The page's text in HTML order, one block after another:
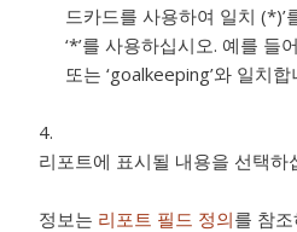
드카드를 사용하여 일치 (*)’
‘*’를 사용하십시오. 예를 들
또는 ‘goalkeeping’와 일치합
리포트에 표시될 내용을 선택하
정보는 리포트 필드 정의를 참